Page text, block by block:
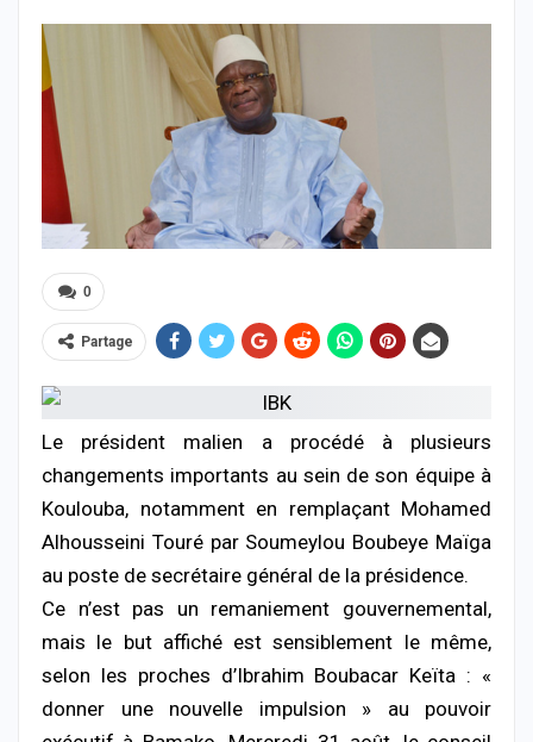
0
Partage
Le président malien a procédé à plusieurs
changements importants au sein de son équipe à
Koulouba, notamment en remplaçant Mohamed
Alhousseini Touré par Soumeylou Boubeye Maïga
au poste de secrétaire général de la présidence.
Ce n’est pas un remaniement gouvernemental,
mais le but affiché est sensiblement le même,
selon les proches d’Ibrahim Boubacar Keïta : «
donner une nouvelle impulsion » au pouvoir